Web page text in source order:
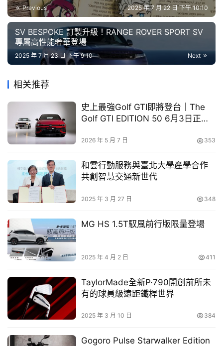
車
行
百
大
古
買
車
幫
忙
跨
玩
C
A
R
經典為出發點，巧妙融合創新的電能科技，每兩個月輪番展
出多款難得一見的Porsche經典車款，包括極具收藏價值的
G Model Speedster，象徵品牌從歷史底蘊邁向未來移動的
堅定步伐。
Porsche NOW 台南概念店座落於全球最大燒肉園區美譽的
「碳佐麻里新興園區」，而為慶祝開幕盛會，並呼應
Porsche 追求經典與創新的核心價值，特別與
台灣經典保時
幕當日於戶外廣場盛大展示多達 10 台經典車款，包含
968、964RSA、996 GT3、993 Carrera、997.2 C4S，
齊聚歷代傳奇風采，以此致敬 Porsche 雋永的設計與卓越
的性能，展現品牌深厚的歷史底蘊。
Previous 2025 年 7 月 22 日 下午 10:10
SV BESPOKE 訂製升級！RANGE ROVER SPORT SV
專屬高性能奢華登場
Next
2025 年 7 月 23 日 下午 9:10
相关推荐
史上最強Golf GTI即將登台｜The
Golf GTI EDITION 50 6月3日正式
2026 年 5 月 7 日 353
和雲行動服務與臺北大學產學合作
共創智慧交通新世代
2025 年 3 月 27 日 348
MG HS 1.5T馭風前行版限量登場
2025 年 4 月 2 日 411
TaylorMade全新P·790開創前所未
有的球員級遠距鐵桿世界
2025 年 3 月 10 日 384
Gogoro Pulse Starwalker Edition